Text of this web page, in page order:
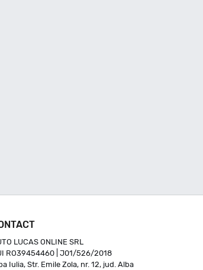
LUCAS ONLINE SRL
RO39454460 | J01/526/2018
Iulia, Str. Emile Zola, nr. 12, jud. Alba